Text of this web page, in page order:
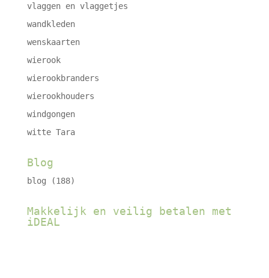
vlaggen en vlaggetjes
wandkleden
wenskaarten
wierook
wierookbranders
wierookhouders
windgongen
witte Tara
Blog
blog (188)
Makkelijk en veilig betalen met
iDEAL